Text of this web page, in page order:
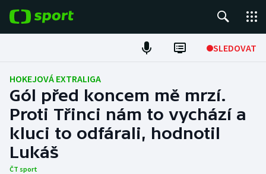
SLEDOVAT
Fotbal
Hokej
Tenis
Atletika
HOKEJOVÁ EXTRALIGA
Gól před koncem mě mrzí.
Proti Třinci nám to vychází a
kluci to odfárali, hodnotil
Lukáš
ČT sport